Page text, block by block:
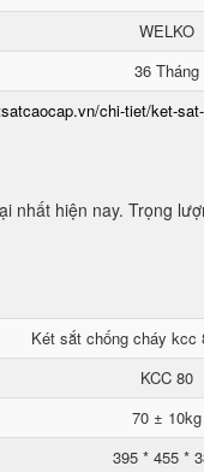
WELKO
36 Tháng
chi-tiet/ket-
nhất hiện nay. Trọng
Két sắt chống cháy kcc
KCC 80
70 ± 10kg
395 * 455 *